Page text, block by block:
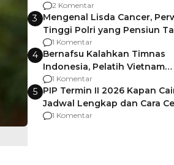
Pemalang
2 Komentar
3 Mengenal Lisda Cancer,
Tinggi Polri yang Pensiun
Usai Jadi Brigjen
1 Komentar
4 Bernafsu Kalahkan Timnas
Indonesia, Pelatih Vietnam
Berencana Pakai Jimat di
1 Komentar
5 PIP Termin II 2026 Kapan
Jadwal Lengkap dan Cara
agar Dana Tidak Hangus!
1 Komentar